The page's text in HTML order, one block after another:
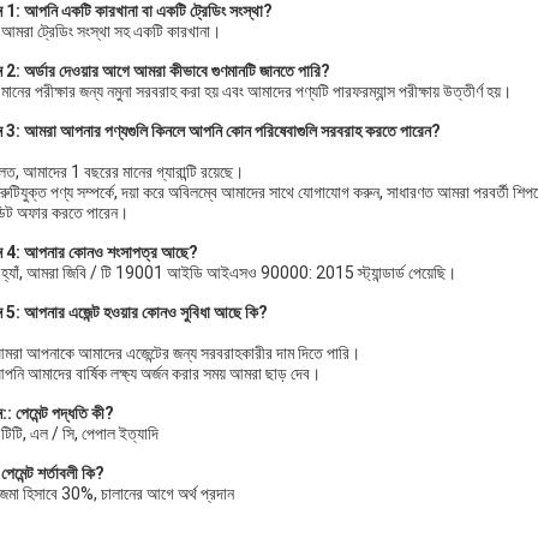
আপনি একটি কারখানা বা একটি ট্রেডিং সংস্থা?
ট্রেডিং সংস্থা সহ একটি কারখানা।
অর্ডার দেওয়ার আগে আমরা কীভাবে গুণমানটি জানতে পারি?
পরীক্ষার জন্য নমুনা সরবরাহ করা হয় এবং আমাদের পণ্যটি পারফরম্যান্স পরীক্ষায় উত্তীর্ণ হয়।
3: আমরা আপনার পণ্যগুলি কিনলে আপনি কোন পরিষেবাগুলি সরবরাহ করতে পারেন?
আমাদের 1 বছরের মানের গ্যারান্টি রয়েছে।
পণ্য সম্পর্কে, দয়া করে অবিলম্বে আমাদের সাথে যোগাযোগ করুন, সাধারণত আমরা পরবর্তী
অফার করতে পারেন।
4: আপনার কোনও শংসাপত্র আছে?
আমরা জিবি / টি 19001 আইডি আইএসও 90000: 2015 স্ট্যান্ডার্ড পেয়েছি।
5: আপনার এজেন্ট হওয়ার কোনও সুবিধা আছে কি?
আপনাকে আমাদের এজেন্টের জন্য সরবরাহকারীর দাম দিতে পারি।
আমাদের বার্ষিক লক্ষ্য অর্জন করার সময় আমরা ছাড় দেব।
পেমেন্ট পদ্ধতি কী?
এল / সি, পেপাল ইত্যাদি
শর্তাবলী কি?
হিসাবে 30%, চালানের আগে অর্থ প্রদান